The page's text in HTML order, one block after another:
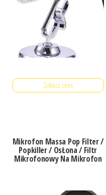
Zobacz cenę
Mikrofon Massa Pop Filter /
Popkiller / OsŁona / Filtr
Mikrofonowy Na Mikrofon